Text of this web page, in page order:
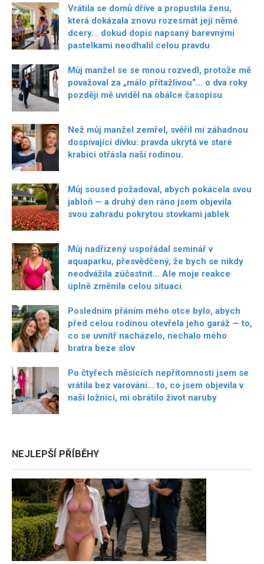
Vrátila se domů dříve a propustila ženu,
která dokázala znovu rozesmát její němé
dcery… dokud dopis napsaný barevnými
pastelkami neodhalil celou pravdu
Můj manžel se se mnou rozvedl, protože mě
považoval za „málo přitažlivou“… o dva roky
později mě uviděl na obálce časopisu
Než můj manžel zemřel, svěřil mi záhadnou
dospívající dívku: pravda ukrytá ve staré
krabici otřásla naší rodinou.
Můj soused požadoval, abych pokácela svou
jabloň — a druhý den ráno jsem objevila
svou zahradu pokrytou stovkami jablek
Můj nadřízený uspořádal seminář v
aquaparku, přesvědčený, že bych se nikdy
neodvážila zúčastnit… Ale moje reakce
úplně změnila celou situaci
Posledním přáním mého otce bylo, abych
před celou rodinou otevřela jeho garáž — to,
co se uvnitř nacházelo, nechalo mého
bratra beze slov
Po čtyřech měsících nepřítomnosti jsem se
vrátila bez varování… to, co jsem objevila v
naší ložnici, mi obrátilo život naruby
NEJLEPŠÍ PŘÍBĚHY